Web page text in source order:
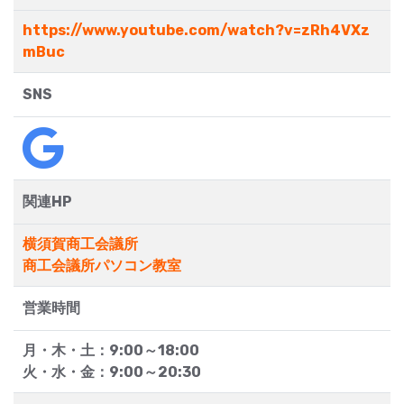
https://www.youtube.com/watch?v=zRh4VXz
mBuc
SNS
関連HP
横須賀商工会議所
商工会議所パソコン教室
営業時間
月・木・土：9:00～18:00
火・水・金：9:00～20:30